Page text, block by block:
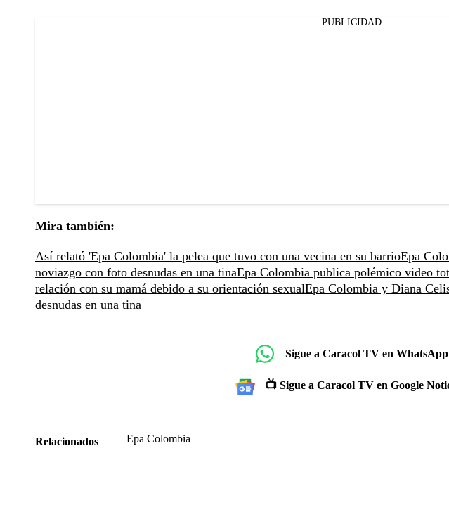
PUBLICIDAD
Mira también:
Así relató 'Epa Colombia' la pelea que tuvo con una vecina en su barrioEpa
noviazgo con foto desnudas en una tinaEpa Colombia publica polémico video
relación con su mamá debido a su orientación sexualEpa Colombia y Diana
desnudas en una tina
Sigue a Caracol TV en WhatsApp
📺 Sigue a Caracol TV en Google
Relacionados Epa Colombia